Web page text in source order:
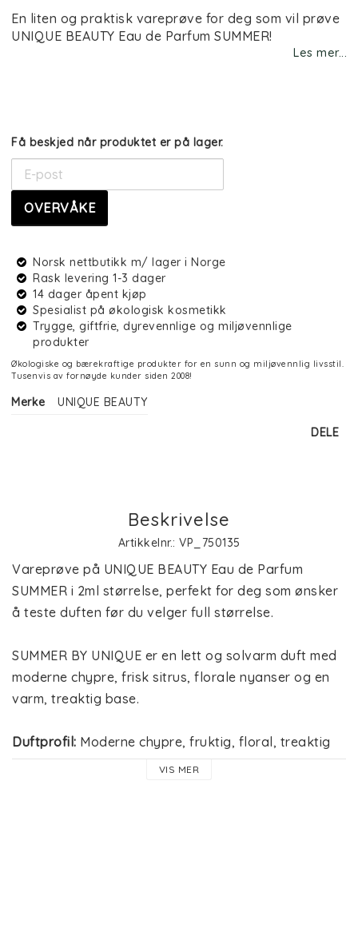
Add to list of favorites
En liten og praktisk vareprøve for deg som vil prøve
UNIQUE BEAUTY Eau de Parfum SUMMER!
Les mer...
Få beskjed når produktet er på lager.
OVERVÅKE
Norsk nettbutikk m/ lager i Norge
Rask levering 1-3 dager
14 dager åpent kjøp
Spesialist på økologisk kosmetikk
Trygge, giftfrie, dyrevennlige og miljøvennlige
produkter
Økologiske og bærekraftige produkter for en sunn og miljøvennlig livsstil.
Tusenvis av fornøyde kunder siden 2008!
Merke UNIQUE BEAUTY
DELE
Beskrivelse
Artikkelnr.: VP_750135
Vareprøve på UNIQUE BEAUTY Eau de Parfum
SUMMER i 2ml størrelse, perfekt for deg som ønsker
å teste duften før du velger full størrelse.
SUMMER BY UNIQUE er en lett og solvarm duft med
moderne chypre, frisk sitrus, florale nyanser og en
varm, treaktig base.
Duftprofil: Moderne chypre, fruktig, floral, treaktig
Toppnoter: Bergamott, sitron
VIS MER